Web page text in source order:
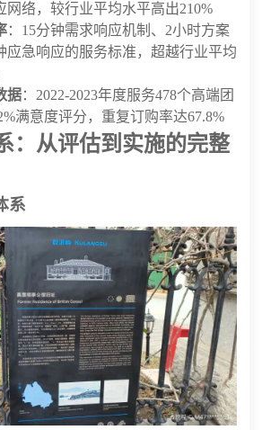
网络，较行业平均水平高出210%
：15分钟需求响应机制、2小时方案
应急响应的服务标准，超越行业平均
据：2022-2023年度服务478个高端团
满意度评分，重复订购率达67.8%
：从评估到实施的完整
系